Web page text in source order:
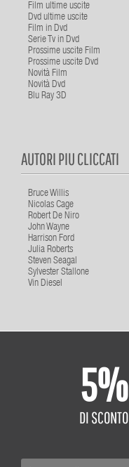
Film ultime uscite
Dvd ultime uscite
Film in Dvd
Serie Tv in Dvd
Prossime uscite Film
Prossime uscite Dvd
Novità Film
Novità Dvd
Blu Ray 3D
AUTORI PIU CLICCATI
Bruce Willis
Nicolas Cage
Robert De Niro
John Wayne
Harrison Ford
Julia Roberts
Steven Seagal
Sylvester Stallone
Vin Diesel
5%
DI SCONTO